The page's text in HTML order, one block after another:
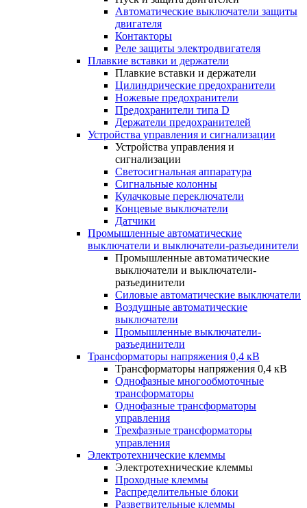
Автоматические выключатели защиты
двигателя
Контакторы
Реле защиты электродвигателя
Плавкие вставки и держатели
Плавкие вставки и держатели
Цилиндрические предохранители
Ножевые предохранители
Предохранители типа D
Держатели предохранителей
Устройства управления и сигнализации
Устройства управления и
сигнализации
Светосигнальная аппаратура
Сигнальные колонны
Кулачковые переключатели
Концевые выключатели
Датчики
Промышленные автоматические
выключатели и выключатели-разъединители
Промышленные автоматические
выключатели и выключатели-
разъединители
Силовые автоматические выключатели
Воздушные автоматические
выключатели
Промышленные выключатели-
разъединители
Трансформаторы напряжения 0,4 кВ
Трансформаторы напряжения 0,4 кВ
Однофазные многообмоточные
трансформаторы
Однофазные трансформаторы
управления
Трехфазные трансформаторы
управления
Электротехнические клеммы
Электротехнические клеммы
Проходные клеммы
Распределительные блоки
Разветвительные клеммы